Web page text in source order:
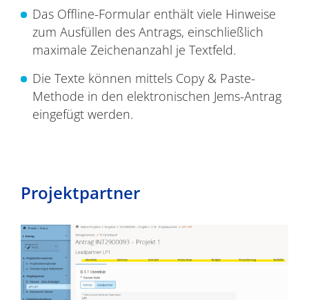
Das Offline-Formular enthält viele Hinweise
zum Ausfüllen des Antrags, einschließlich
maximale Zeichenanzahl je Textfeld.
Die Texte können mittels Copy & Paste-
Methode in den elektronischen Jems-Antrag
eingefügt werden.
Projektpartner